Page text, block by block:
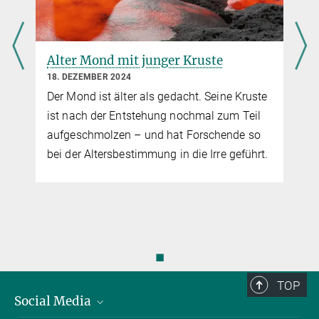
Alter Mond mit junger Kruste
18. DEZEMBER 2024
Der Mond ist älter als gedacht. Seine Kruste
ist nach der Entstehung nochmal zum Teil
aufgeschmolzen – und hat Forschende so
bei der Altersbestimmung in die Irre geführt.
◼
TOP
Social Media